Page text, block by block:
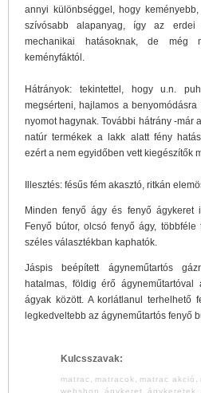
annyi különbséggel, hogy
szívósabb alapanyag, így az
mechanikai hatásoknak, de még
keményfáktól.
Hátrányok: tekintettel, hogy u.n.
megsérteni, hajlamos a
nyomot hagynak. További hátrány -már
natúr termékek a lakk alatt fény
ezért a nem egyidőben vett kiegészítők
Illesztés: fésűs fém akasztó, ritkán
Minden fenyő ágy és fenyő ágykeret
Fenyő bútor, olcsó fenyő ágy,
széles választékban kaphatók.
Jáspis beépített ágyneműtartós
hatalmas, földig érő
ágyak között. A korlátlanul terhelhető
legkedveltebb az ágyneműtartós fenyő
Kulcsszavak:
matrac matracok matrac akció
webshop
ágykeret ágykeretek